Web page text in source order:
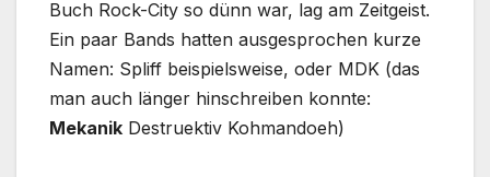
Buch Rock-City so dünn war, lag am Zeitgeist.
Ein paar Bands hatten ausgesprochen kurze
Namen: Spliff beispielsweise, oder MDK (das
man auch länger hinschreiben konnte:
Mekanik Destruektiv Kohmandoeh)